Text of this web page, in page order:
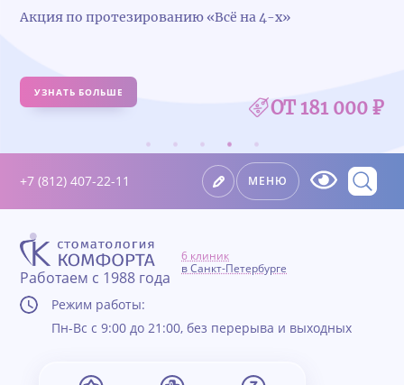
Удалили зуб — получите 5 000 ₽ на имплантацию
УЗНАТЬ БОЛЬШЕ
+7 (812) 407-22-11 МЕНЮ
Работаем с 1988 года
6 клиник
в Санкт-Петербурге
Режим работы:
Пн-Вс с 9:00 до 21:00, без перерыва и выходных